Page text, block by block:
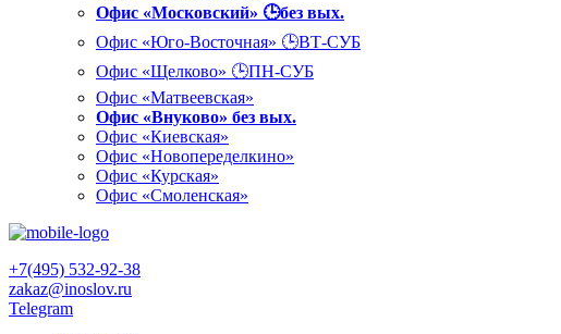
Офис «Московский» 🕒без вых.
Офис «Юго-Восточная» 🕒ВТ-СУБ
Офис «Щелково» 🕒ПН-СУБ
Офис «Матвеевская»
Офис «Внуково» без вых.
Офис «Киевская»
Офис «Новопеределкино»
Офис «Курская»
Офис «Смоленская»
+7(495) 532-92-38
zakaz@inoslov.ru
Telegram